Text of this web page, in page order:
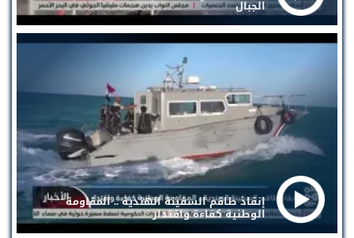
الجبال
إنقاذ طاقم السفينة الهندية .. المقاومة
الوطنية كفاءة واقتدار